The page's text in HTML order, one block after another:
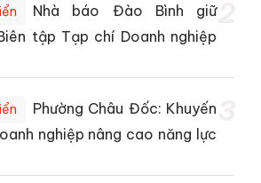
Nhà báo Đào Bình giữ
tập Tạp chí Doanh nghiệp
Phường Châu Đốc: Khuyến
nghiệp nâng cao năng lực